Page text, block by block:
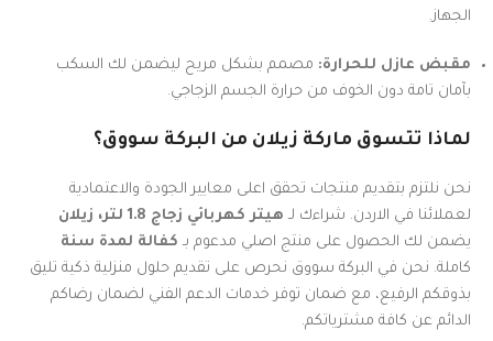
الجهاز.
مقبض عازل للحرارة: مصمم بشكل مريح ليضمن لك السكب
بآمان تامة دون الخوف من حرارة الجسم الزجاجي.
لماذا تتسوق ماركة زيلان من البركة سووق؟
نحن نلتزم بتقديم منتجات تحقق اعلى معايير الجودة والاعتمادية
لعملائنا في الاردن. شراءك لـ هيتر كهربائي زجاج 1.8 لتر، زيلان
يضمن لك الحصول على منتج اصلي مدعوم بـ كفالة لمدة سنة
كاملة. نحن في البركة سووق نحرص على تقديم حلول منزلية ذكية تليق
بذوقكم الرفيع، مع ضمان توفر خدمات الدعم الفني لضمان رضاكم
الدائم عن كافة مشترياتكم.